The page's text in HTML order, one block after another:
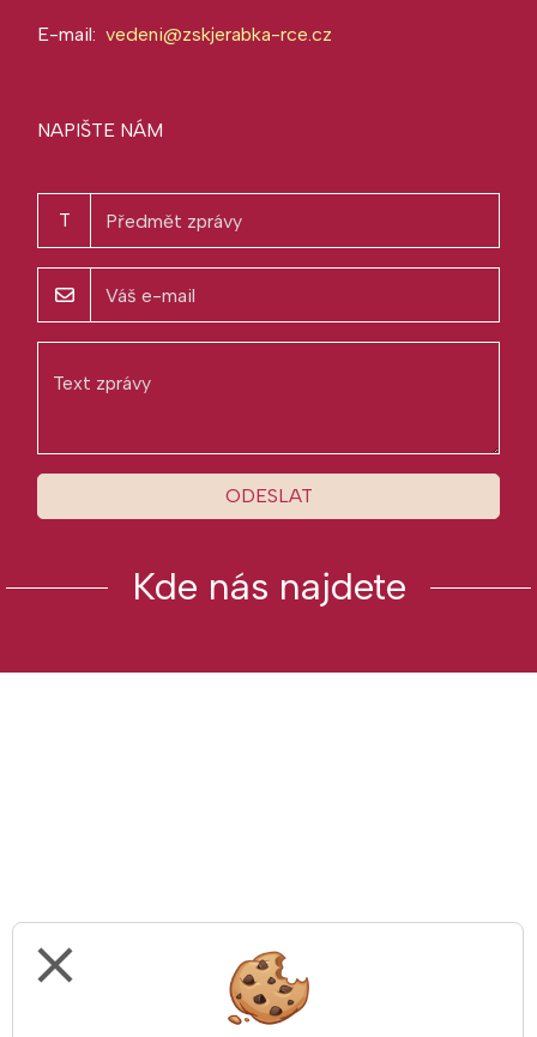
E-mail: vedeni@zskjerabka-rce.cz
NAPIŠTE NÁM
T
ODESLAT
Kde nás najdete
close